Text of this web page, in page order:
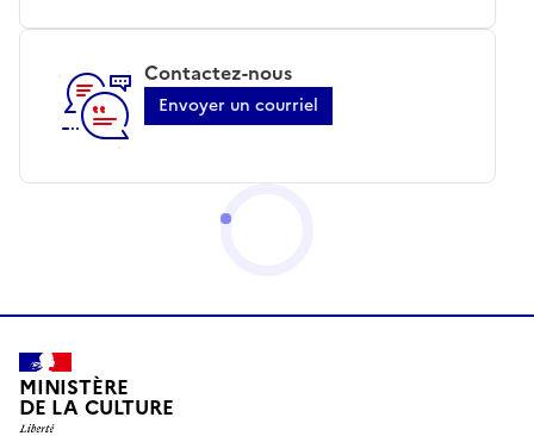
Contactez-nous
Envoyer un courriel
MINISTÈRE
DE LA CULTURE